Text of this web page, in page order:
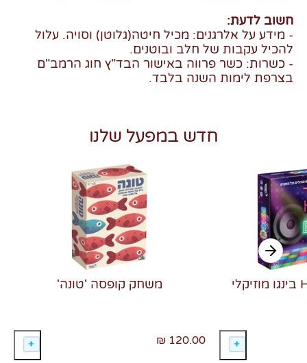
חשוב לדעת:
- מידע על אלרגנים: מכיל חיטה(גלוטן) וסויה. עלול
להכיל עקבות של חלב ובוטנים.
- כשרות: כשר פרווה באישור הבד"ץ חוג הרמב"ם
בצרפת לימות השנה בלבד.
חדש במפעל שלנו
משחק קופסה 'טונה'
120.00 ₪